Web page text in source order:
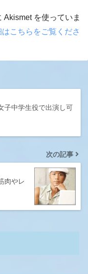
を使っていま
こちらをご覧くださ
子中学生役で出演し可
次の記事
肉やレ